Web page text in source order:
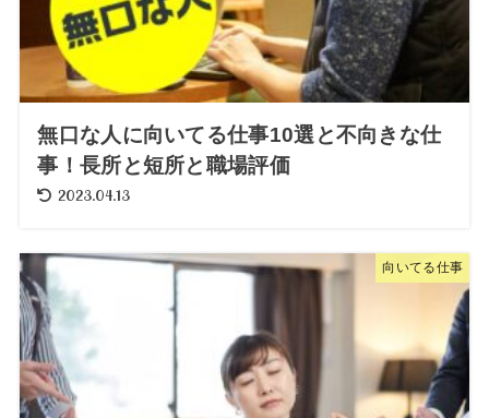
無口な人に向いてる仕事10選と不向きな仕
事！長所と短所と職場評価
2023.04.13
向いてる仕事